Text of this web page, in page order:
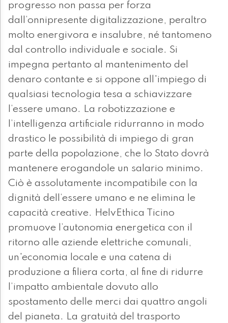
progresso non passa per forza
dall’onnipresente digitalizzazione, peraltro
molto energivora e insalubre, né tantomeno
dal controllo individuale e sociale. Si
impegna pertanto al mantenimento del
denaro contante e si oppone all'impiego di
qualsiasi tecnologia tesa a schiavizzare
l’essere umano. La robotizzazione e
l’intelligenza artificiale ridurranno in modo
drastico le possibilità di impiego di gran
parte della popolazione, che lo Stato dovrà
mantenere erogandole un salario minimo.
Ciò è assolutamente incompatibile con la
dignità dell’essere umano e ne elimina le
capacità creative. HelvEthica Ticino
promuove l’autonomia energetica con il
ritorno alle aziende elettriche comunali,
un'economia locale e una catena di
produzione a filiera corta, al fine di ridurre
l’impatto ambientale dovuto allo
spostamento delle merci dai quattro angoli
del pianeta. La gratuità del trasporto